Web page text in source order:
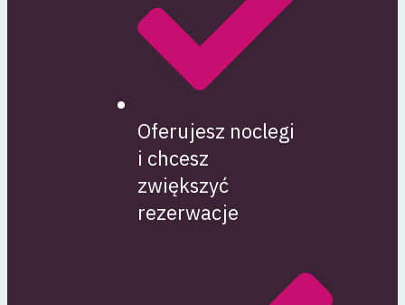
Oferujesz noclegi
i chcesz
zwiększyć
rezerwacje